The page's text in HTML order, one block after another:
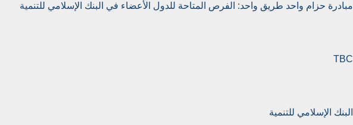
مبادرة حزام واحد طريق واحد: الفرص المتاحة للدول الأعضاء في البنك الإسلامي للتنمية
TBC
البنك الإسلامي للتنمية